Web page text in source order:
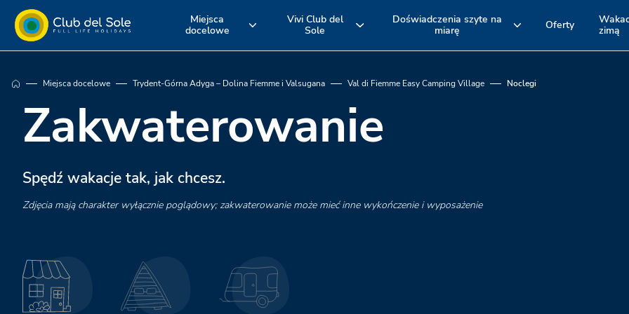
Miejsca
docelowe
Gdzie chcesz
pojechać na
wakacje?
i Bolonia
i Versilia
Vivi Club del
Sole
Odkryj nasze
usługi
Doświadczenia szyte na
miarę
Żyj swoim
urlopem z Club
del Sole
rowerowe
Spina Adventures
Oferty
zimą
Miejsca docelowe Trydent-Górna Adyga – Dolina Fiemme i Valsugana Val di Fiemme Easy Camping Village Noclegi
Zakwaterowanie
Spędź wakacje tak, jak chcesz.
Zdjęcia mają charakter wyłącznie poglądowy; zakwaterowanie może mieć inne wykończenie i wyposażenie